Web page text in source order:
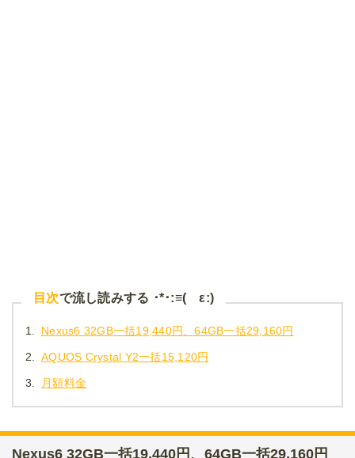
目次で流し読みする ･*･:≡( ε:)
1. Nexus6 32GB一括19,440円、64GB一括29,160円
2. AQUOS Crystal Y2一括15,120円
3. 月額料金
Nexus6 32GB一括19,440円、64GB一括29,160円